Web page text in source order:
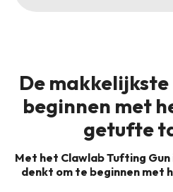
De
beginnen met
getufte
Met het Clawlab Tufting
denkt om te beginnen met